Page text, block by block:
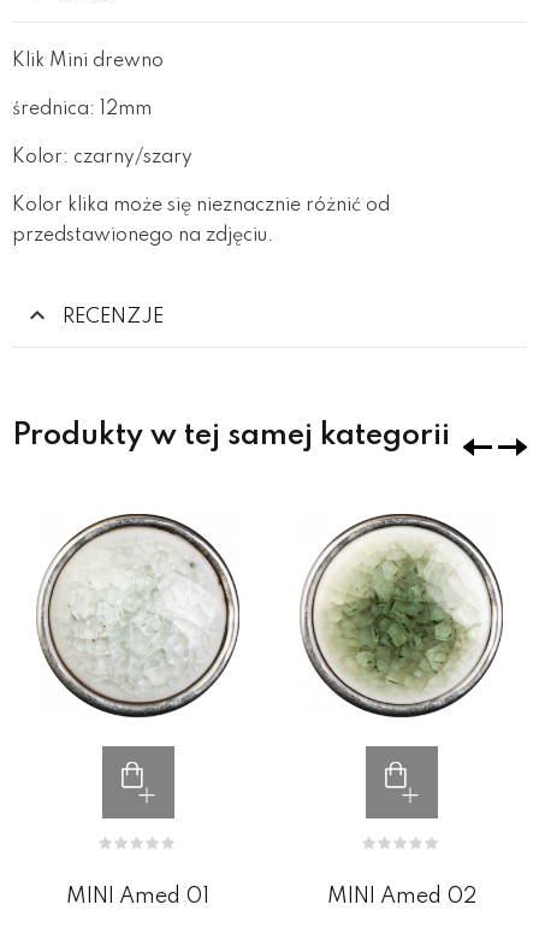
Klik Mini drewno
średnica: 12mm
Kolor: czarny/szary
Kolor klika może się nieznacznie różnić od
przedstawionego na zdjęciu.
RECENZJE
Produkty w tej samej kategorii
MINI Amed 01 MINI Amed 02